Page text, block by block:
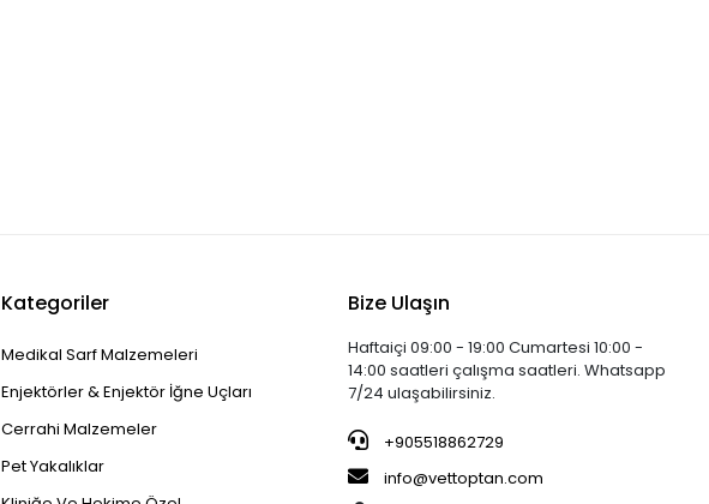
Kategoriler
Medikal Sarf Malzemeleri
Enjektörler & Enjektör İğne Uçları
Cerrahi Malzemeler
Pet Yakalıklar
Bize Ulaşın
Haftaiçi 09:00 - 19:00 Cumartesi 10:00 -
14:00 saatleri çalışma saatleri. Whatsapp
7/24 ulaşabilirsiniz.
+905518862729
info@vettoptan.com